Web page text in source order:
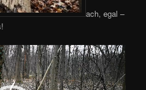
ach, egal –